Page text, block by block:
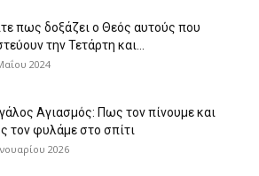
πως δοξάζει ο Θεός αυτούς που
την Τετάρτη και...
2024
Αγιασμός: Πως τον πίνουμε και
τον φυλάμε στο σπίτι
2026